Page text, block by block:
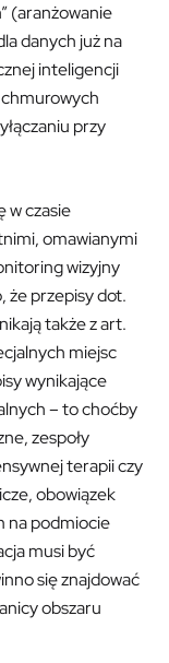
(aranżowanie
danych już na
inteligencji
przy
w czasie
omawianymi
wizyjny
że przepisy dot.
także z art.
miejsc
wynikające
– to choćby
zespoły
terapii czy
obowiązek
na podmiocie
musi być
się znajdować
obszaru